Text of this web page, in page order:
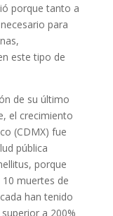
porque tanto a
para
este tipo de
de su último
el crecimiento
(CDMX) fue
pública
porque
muertes de
han tenido
a 200%